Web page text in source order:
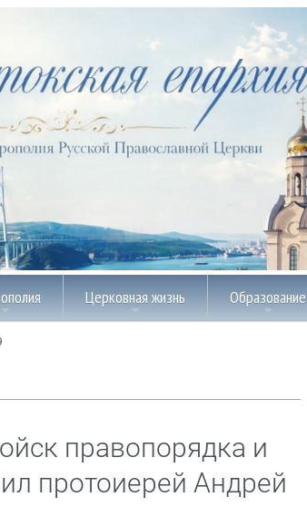
Церковная жизнь Образование
правопорядка и
протоиерей Андрей